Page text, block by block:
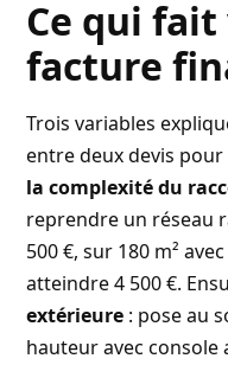
Ce qui
facture
Trois variables
entre deux devis
la complexité du
reprendre un réseau
500 €, sur 180 m²
atteindre 4 500 €.
extérieure : pose au
hauteur avec console